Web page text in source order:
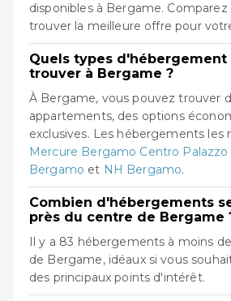
disponibles à Bergame.
trouver la meilleure offre pour
Quels types d'hébergement
trouver à Bergame ?
À Bergame, vous pouvez trouver
appartements, des options
exclusives. Les hébergements les
Mercure Bergamo Centro Palazzo
Bergamo et NH Bergamo.
Combien d'hébergements
près du centre de Bergame
Il y a 83 hébergements à moins
de Bergame, idéaux si vous
des principaux points d'intérêt.